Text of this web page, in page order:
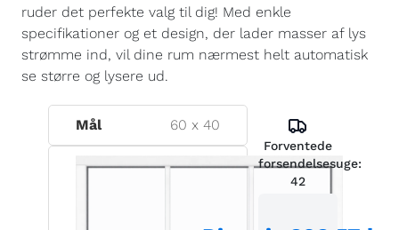
ruder det perfekte valg til dig! Med enkle
specifikationer og et design, der lader masser af lys
strømme ind, vil dine rum nærmest helt automatisk
se større og lysere ud.
Mål 60 x40
Forventede
forsendelsesuge:
42